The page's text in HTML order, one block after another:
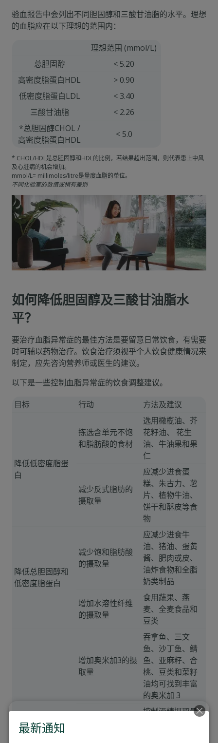
验血报告中会列出不同胆固醇和三酸甘油脂的水平。理想
的血脂应在以下理想的范围内：
理想范围 (mmol/L)
总胆固醇
< 5.20
高密度脂蛋白HDL
> 0.90
低密度脂蛋白LDL
< 3.40
三酸甘油脂
< 2.26
*总胆固醇CHOL /
高密度脂蛋白HDL
< 5.0
* CHOL/HDL是总胆固醇和HDL的比例，若结果超出范围，则代表患上中风
及心脏病的机会增加。
mmol/L= millimoles/litre是量度血脂的单位。
不同化验室的数值或稍有差别
如何降低胆固醇及三酸甘油脂水
平？
要治疗血脂异常症的最佳方法是要留意日常饮食，有需要
时可辅以药物治疗。饮食治疗须视乎个人饮食健康情况来
制定，应先咨询营养师或医生的建议。
以下是一些控制血脂异常症的饮食调整建议。
目标 行动 方法及建议
降低低密度脂蛋
白
拣选含单元不饱
和脂肪酸的食材
选用橄榄油、芥
花籽油、 花生
油、牛油果和果
仁
减少反式脂肪的
摄取量
应减少进食蛋
糕、朱古力、薯
片、植物牛油、
饼干和酥皮等食
物
降低总胆固醇和
低密度脂蛋白
减少饱和脂肪酸
的摄取量
应减少进食牛
油、猪油、蛋黄
酱、肥肉或皮、
油炸食物和全脂
奶类制品
增加水溶性纤维
的摄取量
食用蔬果、燕
麦、全麦食品和
豆类
增加奥米加3的摄
取量
吞拿鱼、三文
鱼、沙丁鱼、鲭
鱼、亚麻籽、合
桃、豆类和菜籽
油均可找到丰富
的奥米加 3
控制酒精摄取量
最新通知